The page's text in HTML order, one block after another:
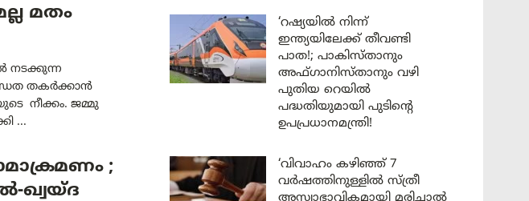
മതം
നടക്കുന്ന
തകർക്കാൻ
നീക്കം. ജമ്മു
...
;
ഖ്വയ്ദ
‘റഷ്യയിൽ നിന്ന്
ഇന്ത്യയിലേക്ക് തീവണ്ടി
പാത!; പാകിസ്താനും
അഫ്ഗാനിസ്താനും വഴി
പുതിയ റെയിൽ
പദ്ധതിയുമായി പുടിന്റെ
ഉപപ്രധാനമന്ത്രി!
‘വിവാഹം കഴിഞ്ഞ് 7
വർഷത്തിനുള്ളിൽ സ്ത്രീ